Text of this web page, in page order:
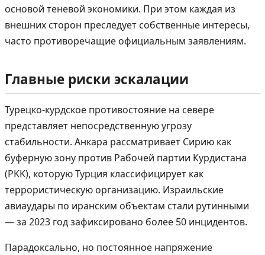
основой теневой экономики. При этом каждая из
внешних сторон преследует собственные интересы,
часто противоречащие официальным заявлениям.
Главные риски эскалации
Турецко-курдское противостояние на севере
представляет непосредственную угрозу
стабильности. Анкара рассматривает Сирию как
буферную зону против Рабочей партии Курдистана
(PKK), которую Турция классифицирует как
террористическую организацию. Израильские
авиаудары по иранским объектам стали рутинными
— за 2023 год зафиксировано более 50 инцидентов.
Парадоксально, но постоянное напряжение